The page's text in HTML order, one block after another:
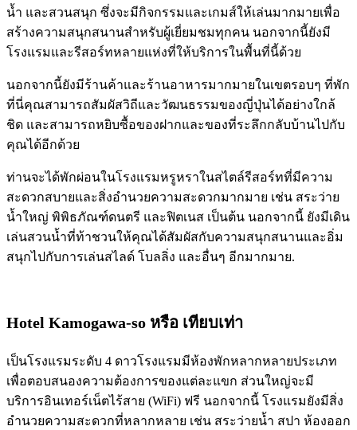
น้ำ และสวนสนุก ซึ่งจะมีกิจกรรมและเกมส์ให้เล่นมากมายเพื่อ
สร้างความสนุกสนานสำหรับผู้เยี่ยมชมทุกคน นอกจากนี้ยังมี
โรงแรมและรีสอร์ทหลายแห่งที่ให้บริการในพื้นที่นี้ด้วย
นอกจากนี้ยังมีร้านค้าและร้านอาหารมากมายในเขตรอบๆ ที่พัก
ที่นี่คุณสามารถสัมผัสวิถีและวัฒนธรรมของญี่ปุ่นได้อย่างใกล้
ชิด และสามารถหยิบซื้อของฝากและของที่ระลึกกลับบ้านไปกับ
คุณได้อีกด้วย
ท่านจะได้พักผ่อนในโรงแรมหรูหราในสไตล์รีสอร์ทที่มีความ
สะดวกสบายและสิ่งอำนวยความสะดวกมากมาย เช่น สระว่าย
น้ำใหญ่ พิพิธภัณฑ์ดนตรี และฟิตเนส เป็นต้น นอกจากนี้ ยังมีเดิน
เล่นสวนน้ำที่ท้าชวนให้คุณได้สัมผัสกับความสนุกสนานและอิ่ม
สนุกไปกับการเล่นสไลด์ โบลลิ่ง และอื่นๆ อีกมากมาย.
Hotel Kamogawa-so หรือ เทียบเท่า
เป็นโรงแรมระดับ 4 ดาวโรงแรมมีห้องพักหลากหลายประเภท
เพื่อตอบสนองความต้องการของแต่ละแขก ส่วนใหญ่จะมี
บริการอินเทอร์เน็ตไร้สาย (WiFi) ฟรี นอกจากนี้ โรงแรมยังมีสิ่ง
อำนวยความสะดวกที่หลากหลาย เช่น สระว่ายน้ำ สปา ห้องออก